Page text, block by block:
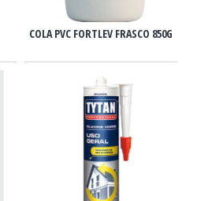
COLA PVC FORTLEV FRASCO 850G